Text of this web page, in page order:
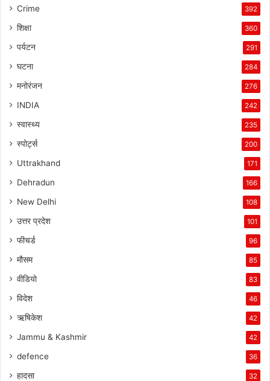
Crime 392
शिक्षा 360
पर्यटन 291
घटना 284
मनोरंजन 276
INDIA 242
स्वास्थ्य 235
स्पोर्ट्स 200
Uttrakhand 171
Dehradun 166
New Delhi 108
उत्तर प्रदेश 101
फीचर्ड 96
मौसम 85
वीडियो 83
विदेश 46
ऋषिकेश 42
Jammu & Kashmir 42
defence 36
हादसा 32